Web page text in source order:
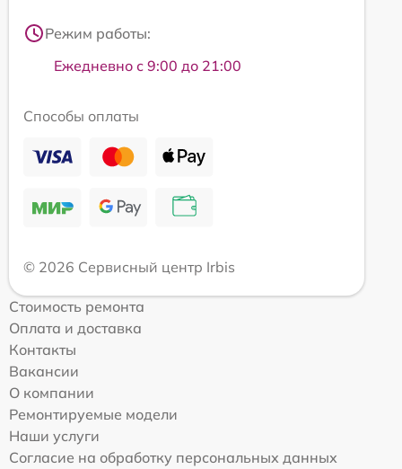
Режим работы:
Ежедневно с 9:00 до 21:00
Способы оплаты
© 2026 Сервисный центр Irbis
Стоимость ремонта
Оплата и доставка
Контакты
Вакансии
О компании
Ремонтируемые модели
Наши услуги
Согласие на обработку персональных данных